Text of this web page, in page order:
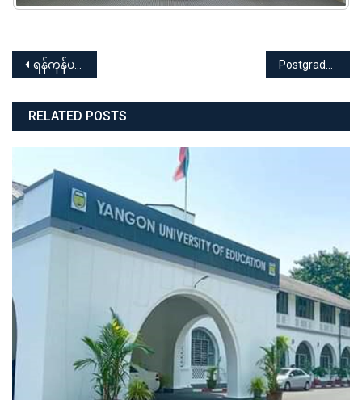
Post
navigation
ရန်ကုန်ပညာရေးတက္ကသိုလ် မူးယစ်ဆေးဝါးနှင့် စိတ်ကိုပြောင်းလဲစေသော ဆေးဝါးများအန္တရာယ် တားဆီးကာကွယ်ရေးဆိုင်ရာ အသိပညာပေး ဟောပြောပွဲ Postgraduate Diploma in English (PGDip. Eng) Batch (9) Elementary Level (23 February 2026 – 17 May 2026) Online Booking for Registration အတွက် ကြေညာချက်
RELATED POSTS